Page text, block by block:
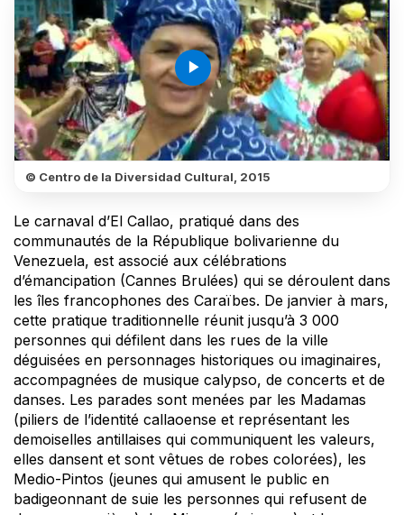
play_arrow
© Centro de la Diversidad Cultural, 2015
Le carnaval d’El Callao, pratiqué dans des
communautés de la République bolivarienne du
Venezuela, est associé aux célébrations
d’émancipation (Cannes Brulées) qui se déroulent dans
les îles francophones des Caraïbes. De janvier à mars,
cette pratique traditionnelle réunit jusqu’à 3 000
personnes qui défilent dans les rues de la ville
déguisées en personnages historiques ou imaginaires,
accompagnées de musique calypso, de concerts et de
danses. Les parades sont menées par les Madamas
(piliers de l’identité callaoense et représentant les
demoiselles antillaises qui communiquent les valeurs,
elles dansent et sont vêtues de robes colorées), les
Medio-Pintos (jeunes qui amusent le public en
badigeonnant de suie les personnes qui refusent de